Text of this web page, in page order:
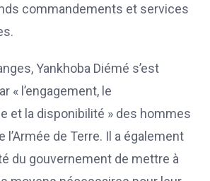
commandements et services
Yankhoba Diémé s’est
« l’engagement, le
et la disponibilité » des hommes
de Terre. Il a également
du gouvernement de mettre à